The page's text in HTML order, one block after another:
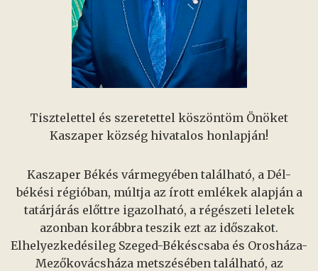
Tisztelettel és szeretettel köszöntöm Önöket
Kaszaper község hivatalos honlapján!
Kaszaper Békés vármegyében található, a Dél-
békési régióban, múltja az írott emlékek alapján a
tatárjárás előttre igazolható, a régészeti leletek
azonban korábbra teszik ezt az időszakot.
Elhelyezkedésileg Szeged-Békéscsaba és Orosháza-
Mezőkovácsháza metszésében található, az